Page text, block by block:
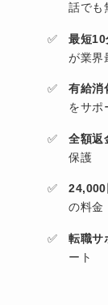
話でも
最短10
が業界
有給消
をサポ
全額返
保護
24,000
の料金
転職サ
ート